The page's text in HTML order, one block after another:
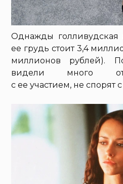
Однажды голливудская
ее грудь стоит 3,4
миллионов рублей).
видели много
с ее участием, не спорят